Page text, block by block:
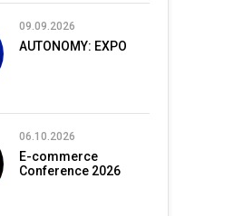
09.09.2026
AUTONOMY: EXPO
06.10.2026
E-commerce
Conference 2026